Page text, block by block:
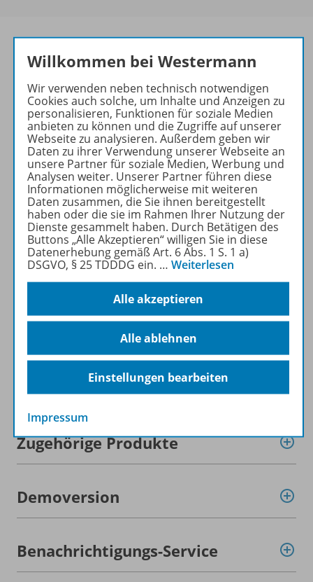
Seit 1883 in der Welt
zuhause
Ihre Anlaufstelle rund um
gelungenen
Geographieunterricht
Diercke Atlas PLUS
Diercke Globus Online
Diercke Atlas APP
Zu Diercke.de
Produktinformationen
Lizenzbedingungen
Zugehörige Produkte
Demoversion
Benachrichtigungs-Service
Willkommen bei Westermann
Wir verwenden neben technisch notwendigen
Cookies auch solche, um Inhalte und Anzeigen zu
personalisieren, Funktionen für soziale Medien
anbieten zu können und die Zugriffe auf unserer
Webseite zu analysieren. Außerdem geben wir
Daten zu ihrer Verwendung unserer Webseite an
unsere Partner für soziale Medien, Werbung und
Analysen weiter. Unserer Partner führen diese
Informationen möglicherweise mit weiteren
Daten zusammen, die Sie ihnen bereitgestellt
haben oder die sie im Rahmen Ihrer Nutzung der
Dienste gesammelt haben. Durch Betätigen des
Buttons „Alle Akzeptieren“ willigen Sie in diese
Datenerhebung gemäß Art. 6 Abs. 1 S. 1 a)
DSGVO, § 25 TDDDG ein. … Weiterlesen
Alle akzeptieren
Alle ablehnen
Einstellungen bearbeiten
Impressum